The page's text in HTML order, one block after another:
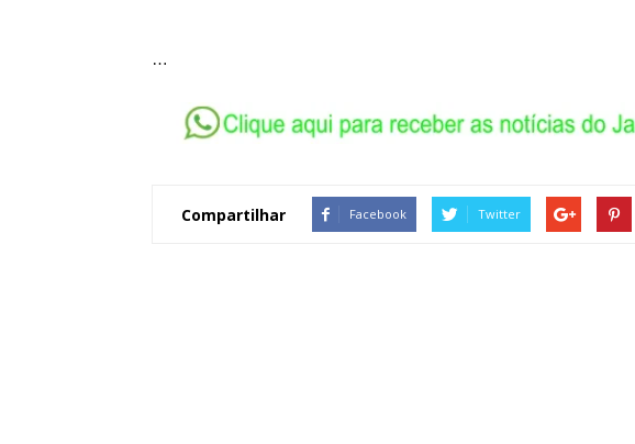
…
Compartilhar Facebook Twitter